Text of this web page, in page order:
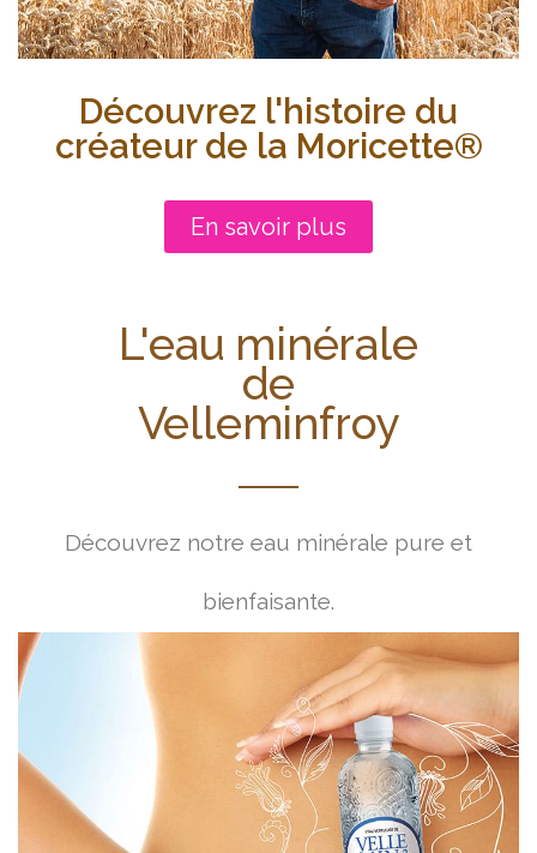
Découvrez l'histoire du
créateur de la Moricette®
En savoir plus
L'eau minérale
de
Velleminfroy
Découvrez notre eau minérale pure et
bienfaisante.